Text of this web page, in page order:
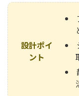
設計ポイ
ント